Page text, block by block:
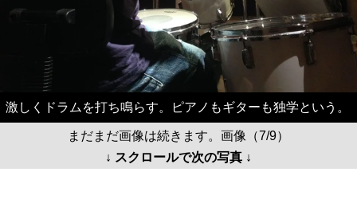
激しくドラムを打ち鳴らす。ピアノもギターも独学という。
まだまだ画像は続きます。画像（7/9）
↓ スクロールで次の写真 ↓